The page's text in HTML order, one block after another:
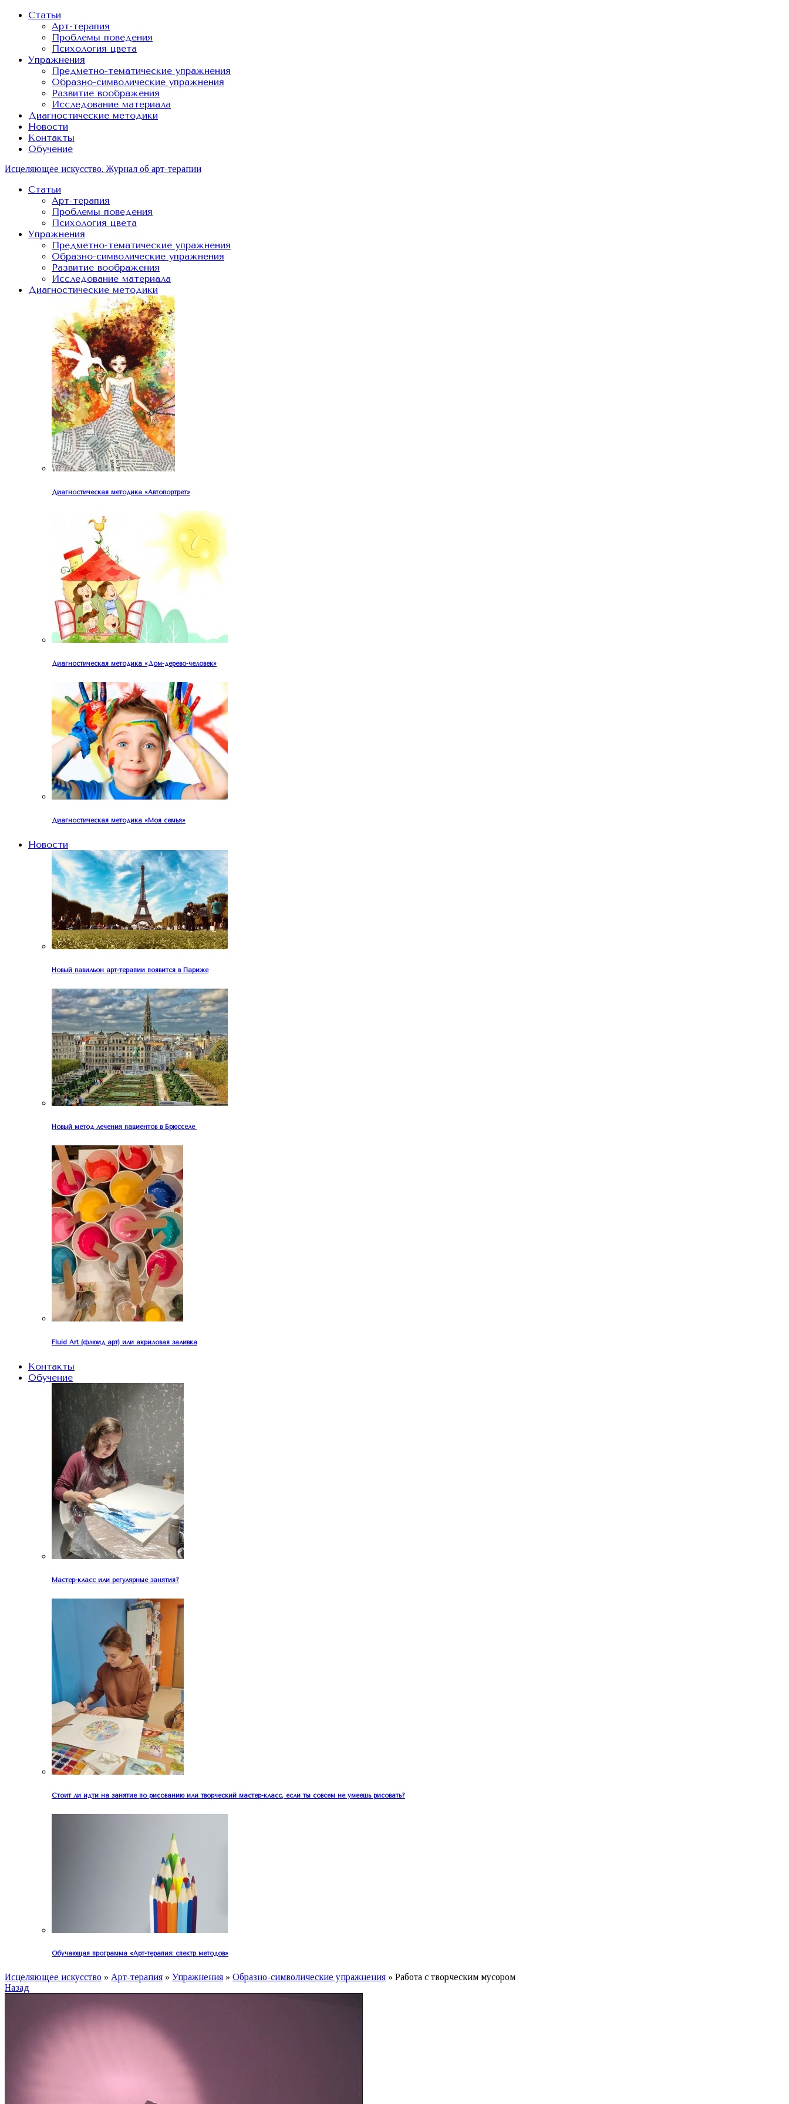
Статьи
Арт-терапия
Проблемы поведения
Психология цвета
Упражнения
Предметно-тематические упражнения
Образно-символические упражнения
Развитие воображения
Исследование материала
Диагностические методики
Новости
Контакты
Обучение
Исцеляющее искусство. Журнал об арт-терапии
Статьи
Арт-терапия
Проблемы поведения
Психология цвета
Упражнения
Предметно-тематические упражнения
Образно-символические упражнения
Развитие воображения
Исследование материала
Диагностические методики
Диагностическая методика «Автопортрет»
Диагностическая методика «Дом-дерево-человек»
Диагностическая методика «Моя семья»
Новости
Новый павильон арт-терапии появится в Париже
Новый метод лечения пациентов в Брюсселе
Fluid Art (флюид арт) или акриловая заливка
Контакты
Обучение
Мастер-класс или регулярные занятия?
Стоит ли идти на занятие по рисованию или творческий мастер-класс, если ты совсем не умеешь рисовать?
Обучающая программа «Арт-терапия: спектр методов»
Исцеляющее искусство » Арт-терапия » Упражнения » Образно-символические упражнения » Работа с творческим мусором
Назад